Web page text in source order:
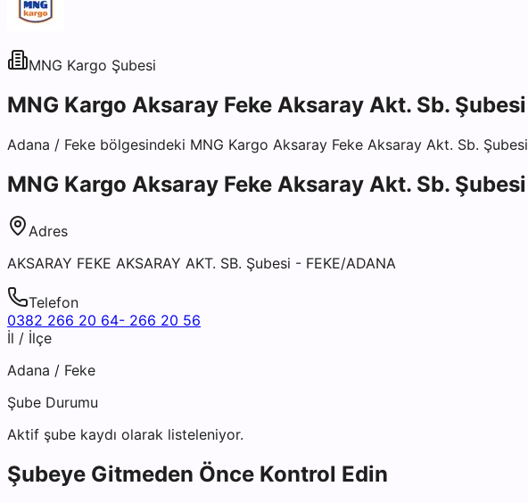
MNG Kargo Şubesi
MNG Kargo Aksaray Feke Aksaray Akt. Sb. Şubesi
Adana / Feke bölgesindeki MNG Kargo Aksaray Feke Aksaray Akt. Sb. Şubesi
MNG Kargo Aksaray Feke Aksaray Akt. Sb. Şubesi
Adres
AKSARAY FEKE AKSARAY AKT. SB. Şubesi - FEKE/ADANA
Telefon
0382 266 20 64- 266 20 56
İl / İlçe
Adana / Feke
Şube Durumu
Aktif şube kaydı olarak listeleniyor.
Şubeye Gitmeden Önce Kontrol Edin